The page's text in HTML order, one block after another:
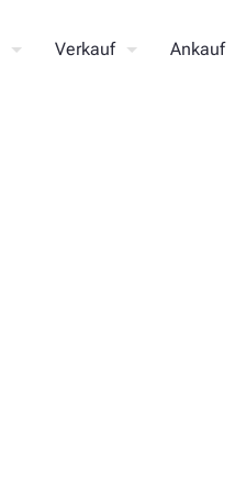
Verkauf Ankauf